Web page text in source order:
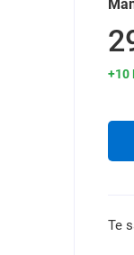
+10
Te